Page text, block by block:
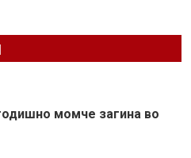
момче загина во